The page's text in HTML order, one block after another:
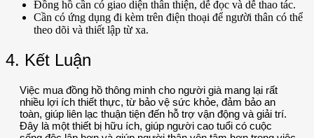
Đồng hồ cần có giao diện thân thiện, dễ đọc và dễ thao tác.
Cần có ứng dụng đi kèm trên điện thoại để người thân có thể
theo dõi và thiết lập từ xa.
4. Kết Luận
Việc mua đồng hồ thông minh cho người già mang lại rất
nhiều lợi ích thiết thực, từ bảo vệ sức khỏe, đảm bảo an
toàn, giúp liên lạc thuận tiện đến hỗ trợ vận động và giải trí.
Đây là một thiết bị hữu ích, giúp người cao tuổi có cuộc